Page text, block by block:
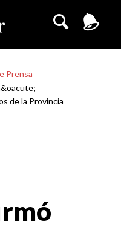
Prensa
de la Provincia